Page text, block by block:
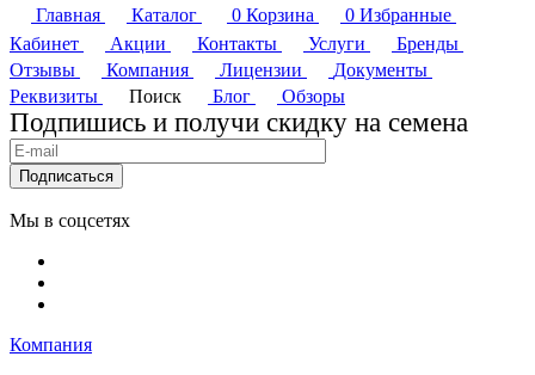
Главная
Каталог 0 Корзина 0 Избранные
Кабинет
Акции Контакты Услуги
Бренды
Отзывы
Компания Лицензии
Документы
Реквизиты
Поиск Блог Обзоры
Подпишись и получи скидку на семена
Подписаться
Мы в соцсетях
Компания